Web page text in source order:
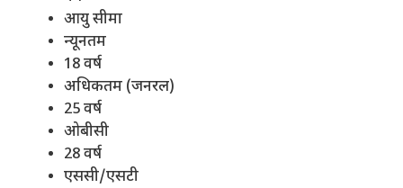
आयु सीमा
न्यूनतम
18 वर्ष
अधिकतम (जनरल)
25 वर्ष
ओबीसी
28 वर्ष
एससी/एसटी